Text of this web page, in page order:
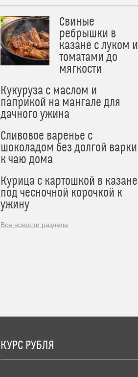
Свиные
ребрышки в
казане с луком и
томатами до
мягкости
Кукуруза с маслом и
паприкой на мангале для
дачного ужина
Сливовое варенье с
шоколадом без долгой варки
к чаю дома
Курица с картошкой в казане
под чесночной корочкой к
ужину
Все новости раздела
КУРС РУБЛЯ